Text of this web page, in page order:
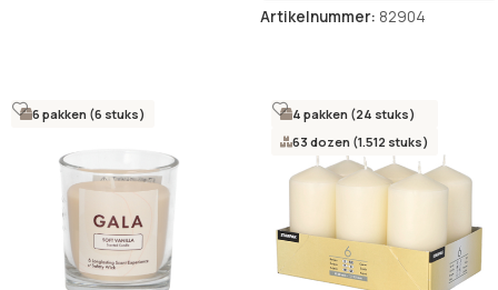
Artikelnummer: 82904
6 pakken (6 stuks)
4 pakken (24 stuks)
63 dozen (1.512 stuks)